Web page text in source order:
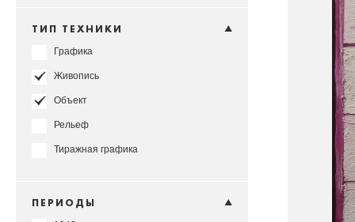
ТИП ТЕХНИКИ
Графика
Живопись
Объект
Рельеф
Тиражная графика
ПЕРИОДЫ